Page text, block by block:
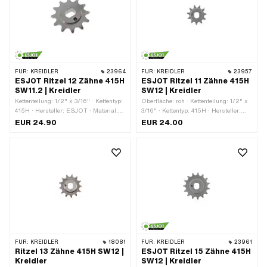
FÜR: KREIDLER 23964
ESJOT Ritzel 12 Zähne 415H
SW11.2 | Kreidler
Kettenteilung: 1/2" x 3/16" · Kettentyp:
415H · Hersteller: ESJOT · Material:
Stahl · Aufnahmeart: Ø14.85 x SW11.2
EUR 24.90
FÜR: KREIDLER 23957
ESJOT Ritzel 11 Zähne 415H
SW12 | Kreidler
Oberfläche: roh · Kettenteilung: 1/2" x
3/16" · Kettentyp: 415H · Hersteller:
ESJOT · Material: Stahl · Anzahl
EUR 24.00
FÜR: KREIDLER 18081
Ritzel 13 Zähne 415H SW12 |
Kreidler
FÜR: KREIDLER 23961
ESJOT Ritzel 15 Zähne 415H
SW12 | Kreidler